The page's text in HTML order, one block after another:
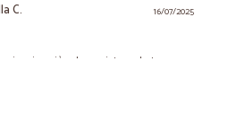
16/07/2025
C.
più ad acquistare da tempo.